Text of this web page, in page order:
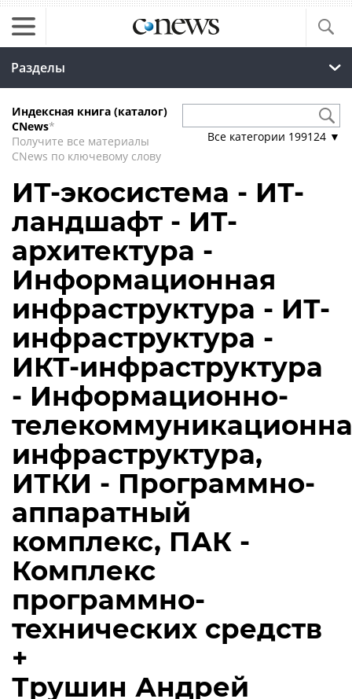
Разделы
Индексная книга (каталог)
CNews*
Получите все материалы
CNews по ключевому слову
Все категории 199124 ▼
ИТ-экосистема - ИТ-
ландшафт - ИТ-
архитектура -
Информационная
инфраструктура - ИТ-
инфраструктура -
ИКТ-инфраструктура
- Информационно-
инфраструктура,
ИТКИ - Программно-
аппаратный
комплекс, ПАК -
Комплекс
программно-
технических средств
+
Трушин Андрей